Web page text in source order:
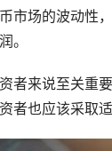
市场的波动性
。
者来说至关重
也应该采取